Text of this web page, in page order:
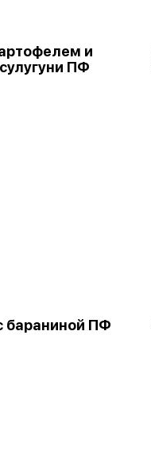
и
ПФ
бараниной ПФ